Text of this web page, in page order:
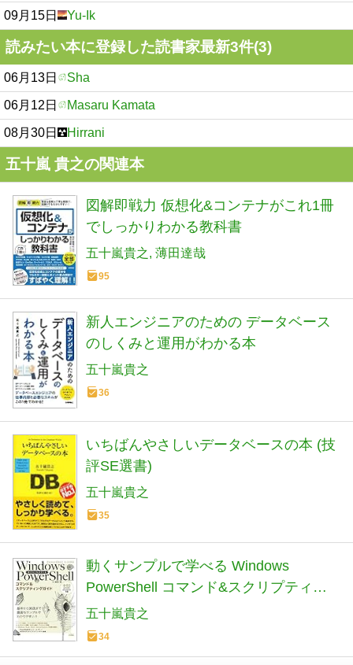
09月15日 Yu-Ik
読みたい本に登録した読書家最新3件(3)
06月13日 Sha
06月12日 Masaru Kamata
08月30日 Hirrani
五十嵐 貴之の関連本
図解即戦力 仮想化&コンテナがこれ1冊
でしっかりわかる教科書
五十嵐貴之 薄田達哉
95
新人エンジニアのための データベース
のしくみと運用がわかる本
五十嵐貴之
36
いちばんやさしいデータベースの本 (技
評SE選書)
五十嵐貴之
35
動くサンプルで学べる Windows
PowerShell コマンド&スクリプティン
グガイド PowerShell 4.0対応
五十嵐貴之
34